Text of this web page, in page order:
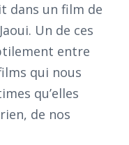
dans un film de
Un de ces
entre
qui nous
qu’elles
de nos